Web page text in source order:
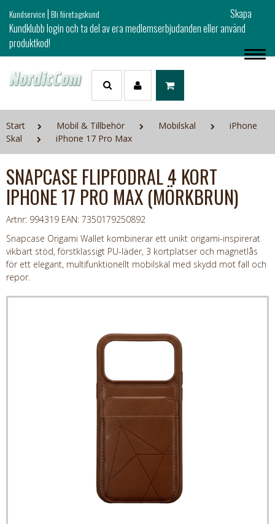
Kundservice|Bli företagskund
Skapa
Kundklubb login och ta del av era medlemserbjudanden eller använd
produktkod!
Start Mobil & Tillbehör Mobilskal
iPhone
Skal
iPhone 17 Pro Max
SNAPCASE FLIPFODRAL 4 KORT
IPHONE 17 PRO MAX (MÖRKBRUN)
Artnr: 994319 EAN: 7350179250892
Snapcase Origami Wallet kombinerar ett unikt origami-inspirerat
vikbart stöd, förstklassigt PU-läder, 3 kortplatser och magnetlås
för ett elegant, multifunktionellt mobilskal med skydd mot fall och
repor.